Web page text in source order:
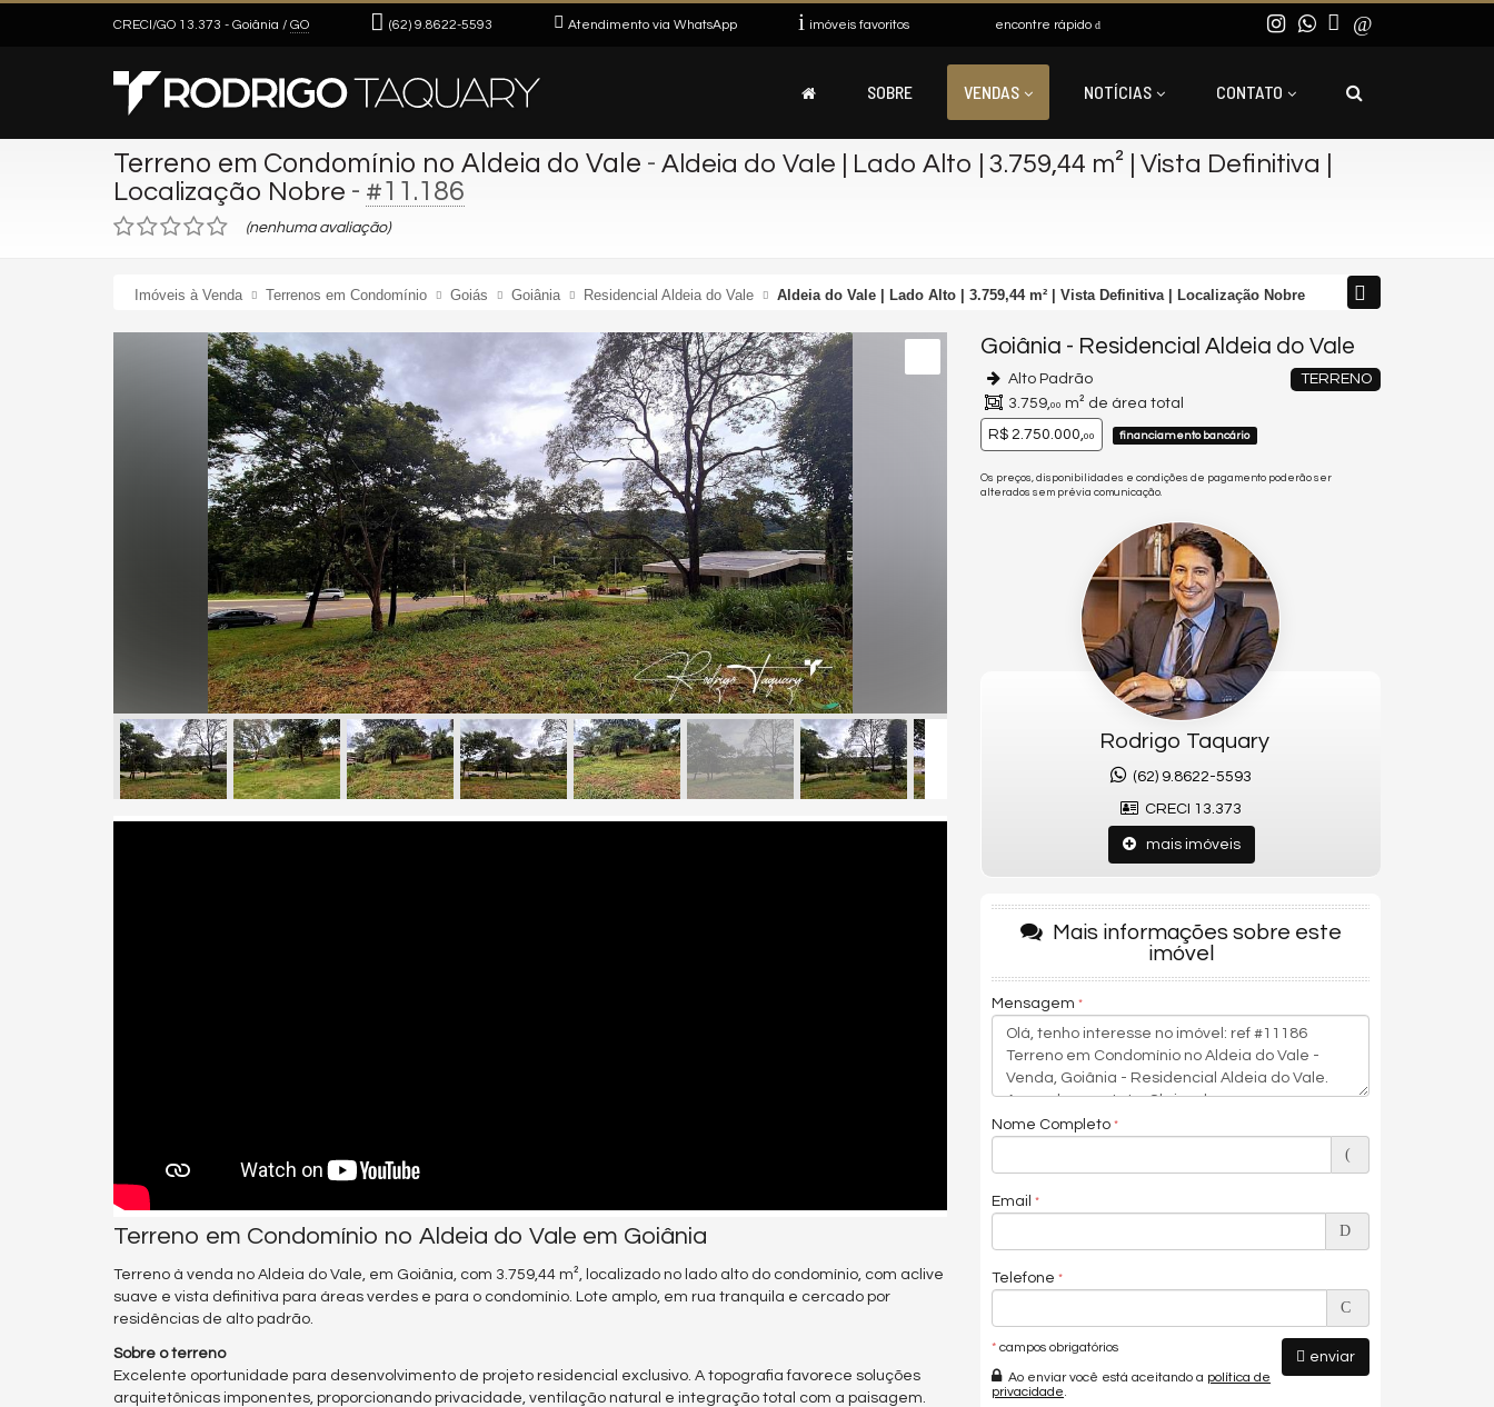
CRECI/GO 13.373 - Goiânia / GO (62) 9.8622-5593 Atendimento via WhatsApp encontre rápido
imóveis favoritos
SOBRE VENDAS NOTÍCIAS CONTATO
Terreno em Condomínio no Aldeia do Vale - Aldeia do Vale | Lado Alto | 3.759,44 m² | Vista Definitiva |
Localização Nobre - #11.186
(nenhuma avaliação)
Imóveis à Venda Terrenos em Condomínio Goiás Goiânia Residencial Aldeia do Vale Aldeia do Vale | Lado Alto | 3.759,44 m² | Vista Definitiva | Localização Nobre
Terreno em Condomínio no Aldeia do Vale em Goiânia
Terreno à venda no Aldeia do Vale, em Goiânia, com 3.759,44 m², localizado no lado alto do condomínio, com aclive
suave e vista definitiva para áreas verdes e para o condomínio. Lote amplo, em rua tranquila e cercado por
residências de alto padrão.
Sobre o terreno
Excelente oportunidade para desenvolvimento de projeto residencial exclusivo. A topografia favorece soluções
arquitetônicas imponentes, proporcionando privacidade, ventilação natural e integração total com a paisagem.
Goiânia - Residencial Aldeia do Vale
TERRENO
Alto Padrão
3.759,00 m² de área total
R$ 2.750.000,00 financiamento bancário
Os preços, disponibilidades e condições de pagamento poderão ser
alterados sem prévia comunicação.
Rodrigo Taquary
(62) 9.8622-5593
CRECI 13.373
mais imóveis
Mais informações sobre este
imóvel
Mensagem
Nome Completo
Email
Telefone
* campos obrigatórios
Ao enviar você está aceitando a política de
privacidade
enviar